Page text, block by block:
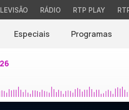
RÁDIO RTP PLAY
Especiais Programas